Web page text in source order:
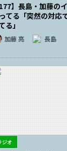
177】長島・加藤の
てる「突然の対応
る」
加藤 亮 長島
ジオ